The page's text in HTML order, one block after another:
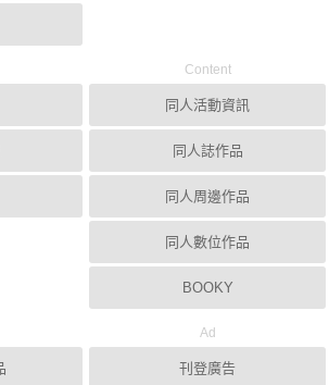
Content
同人活動資訊
同人誌作品
同人周邊作品
同人數位作品
BOOKY
Ad
刊登廣告